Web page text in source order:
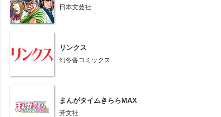
日本文芸社
リンクス
幻冬舎コミックス
まんがタイムきららMAX
芳文社